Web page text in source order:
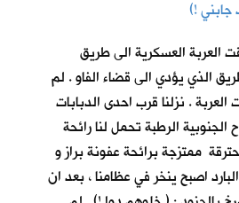
!)
العربة العسكرية الى طريق
الذي يؤدي الى قضاء الفاو . لم
العربة . نزلنا قرب احدى الدبابات
الجنوبية الرطبة تحمل لنا رائحة
ممتزجة برائحة عفونة براز و
اصبح ينخر في عظامنا ، بعد ان